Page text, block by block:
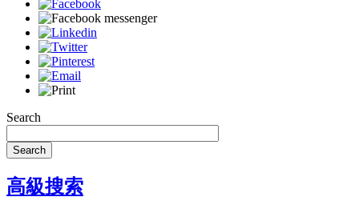
Search
Search
高級搜索